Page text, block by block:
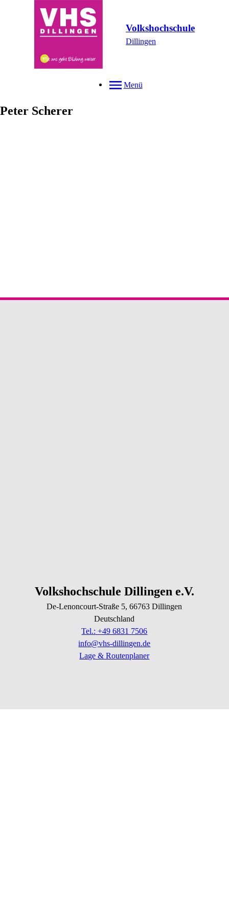
Volkshochschule
Dillingen
Menü
Peter Scherer
Volkshochschule Dillingen e.V.
De-Lenoncourt-Straße 5, 66763Dillingen
Deutschland
Tel.: +49 6831 7506
info@vhs-dillingen.de
Lage & Routenplaner